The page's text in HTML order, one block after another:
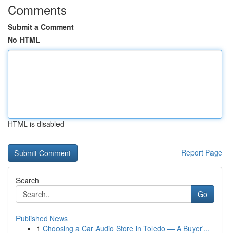
Comments
Submit a Comment
No HTML
HTML is disabled
Report Page
Search
Go
Published News
1 Choosing a Car Audio Store in Toledo — A Buyer'...